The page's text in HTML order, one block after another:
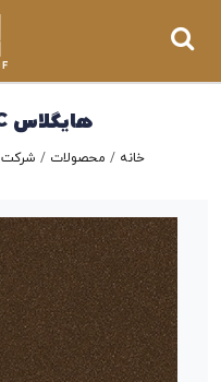
هایگلاس S.A.C کد S-326
خانه / محصولات / شرکت S.A.C